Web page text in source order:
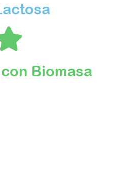
Biomasa